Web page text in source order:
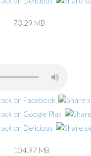
73.29 MB
104.97 MB